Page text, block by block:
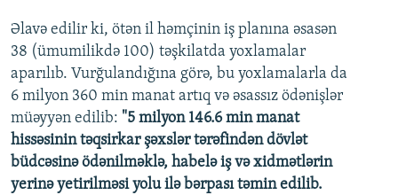
Əlavə edilir ki, ötən il həmçinin iş planına əsasən
38 (ümumilikdə 100) təşkilatda yoxlamalar
aparılıb. Vurğulandığına görə, bu yoxlamalarla da
6 milyon 360 min manat artıq və əsassız ödənişlər
müəyyən edilib: "5 milyon 146.6 min manat
hissəsinin təqsirkar şəxslər tərəfindən dövlət
büdcəsinə ödənilməklə, habelə iş və xidmətlərin
yerinə yetirilməsi yolu ilə bərpası təmin edilib.